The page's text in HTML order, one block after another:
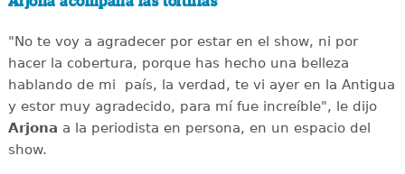
"No te voy a agradecer por estar en el show, ni por
hacer la cobertura, porque has hecho una belleza
hablando de mi país, la verdad, te vi ayer en la Antigua
y estor muy agradecido, para mí fue increíble", le dijo
Arjona a la periodista en persona, en un espacio del
show.